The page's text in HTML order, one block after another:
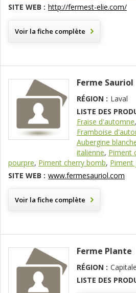
SITE WEB : http://fermest-elie.com/
Voir la fiche complète
Ferme Sauriol
RÉGION : Laval
LISTE DES
Fraise d'automne,
Framboise
Aubergine
italienne, Piment
pourpre, Piment cherry bomb, Piment
SITE WEB : www.fermesauriol.com
Voir la fiche complète
Ferme Plante
RÉGION :
LISTE DES